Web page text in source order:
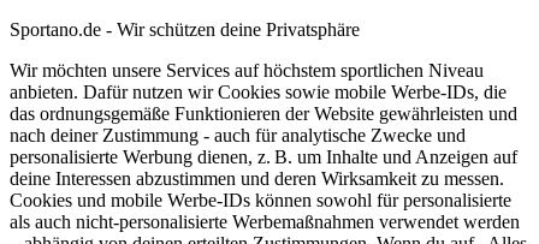
Sportano.de - Wir schützen deine Privatsphäre
Wir möchten unsere Services auf höchstem sportlichen Niveau
anbieten. Dafür nutzen wir Cookies sowie mobile Werbe-IDs, die
das ordnungsgemäße Funktionieren der Website gewährleisten und
nach deiner Zustimmung - auch für analytische Zwecke und
personalisierte Werbung dienen, z. B. um Inhalte und Anzeigen auf
deine Interessen abzustimmen und deren Wirksamkeit zu messen.
Cookies und mobile Werbe-IDs können sowohl für personalisierte
als auch nicht-personalisierte Werbemaßnahmen verwendet werden